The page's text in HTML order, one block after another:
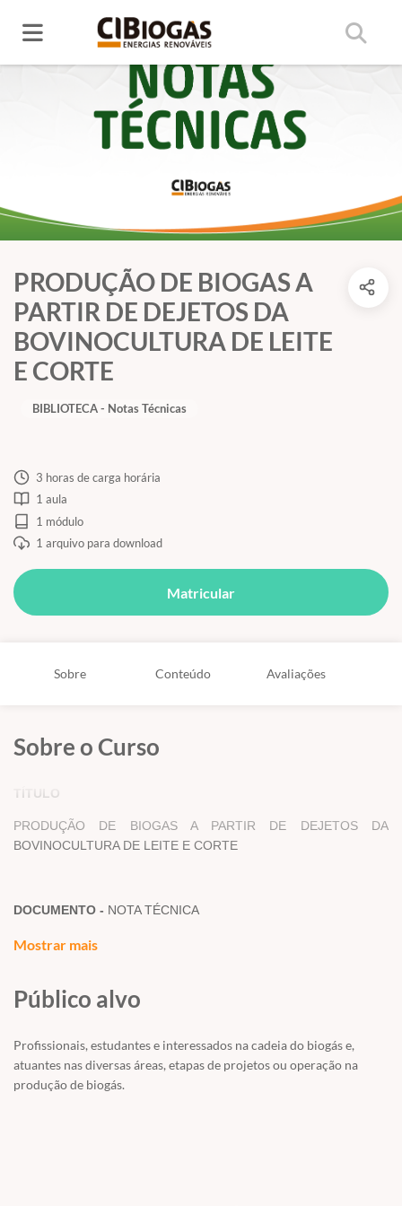
PRODUÇÃO DE BIOGAS A
PARTIR DE DEJETOS DA
BOVINOCULTURA DE LEITE
E CORTE
BIBLIOTECA - Notas Técnicas
3 horas de carga horária
1 aula
1 módulo
1 arquivo para download
Matricular
Sobre Conteúdo Avaliações
Sobre o Curso
TÍTULO
PRODUÇÃO DE BIOGAS A PARTIR DE DEJETOS DA
BOVINOCULTURA DE LEITE E CORTE
DOCUMENTO - NOTA TÉCNICA
RESUMO/ABSTRACT
Sistemas confinados de bovinos de corte e bovinos de leite vêm
ganhando espaço, mesmo em um território onde a criação é
Mostrar mais
Público alvo
Profissionais, estudantes e interessados na cadeia do biogás e,
atuantes nas diversas áreas, etapas de projetos ou operação na
produção de biogás.